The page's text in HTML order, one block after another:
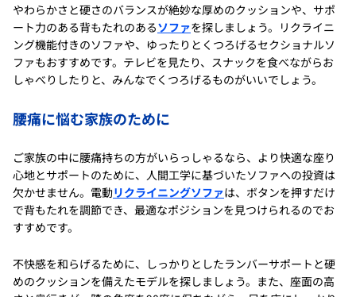
やわらかさと硬さのバランスが絶妙な厚めのクッションや、サポ
ート力のある背もたれのあるソファを探しましょう。リクライニ
ング機能付きのソファや、ゆったりとくつろげるセクショナルソ
ファもおすすめです。テレビを見たり、スナックを食べながらお
しゃべりしたりと、みんなでくつろげるものがいいでしょう。
腰痛に悩む家族のために
ご家族の中に腰痛持ちの方がいらっしゃるなら、より快適な座り
心地とサポートのために、人間工学に基づいたソファへの投資は
欠かせません。電動リクライニングソファは、ボタンを押すだけ
で背もたれを調節でき、最適なポジションを見つけられるのでお
すすめです。
不快感を和らげるために、しっかりとしたランバーサポートと硬
めのクッションを備えたモデルを探しましょう。また、座面の高